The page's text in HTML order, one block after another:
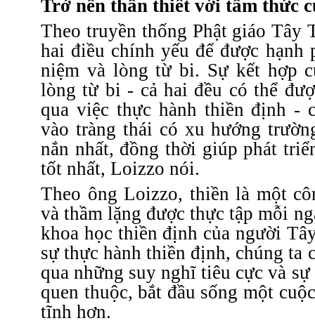
Trở nên thân thiết với tâm thức
Theo truyền thống Phật giáo Tây
hai điều chính yếu để được hạnh
niệm và lòng từ bi. Sự kết hợp
lòng từ bi - cả hai đều có thể
qua việc thực hành thiền định -
vào tràng thái có xu hướng
nắn nhất, đồng thời giúp phát
tốt nhất, Loizzo nói.
Theo ông Loizzo, thiền là một
và thầm lặng được thực tập mỗi
khoa học thiền định của người
sự thực hành thiền định, chúng ta
qua những suy nghĩ tiêu cực và
quen thuộc, bắt đầu sống một
tĩnh hơn.